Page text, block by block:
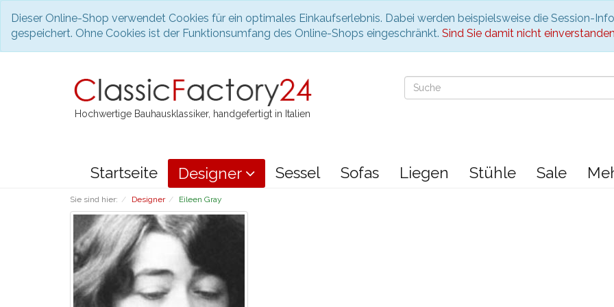
Dieser Online-Shop verwendet Cookies für ein optimales Einkaufserlebnis. Dabei werden beispielsweise die Session-
gespeichert. Ohne Cookies ist der Funktionsumfang des Online-Shops eingeschränkt. Sind Sie damit nicht
Hochwertige Bauhausklassiker, handgefertigt in Italien
Startseite Designer Sessel Sofas Liegen Stühle Sale
Sie sind hier: Designer Eileen Gray